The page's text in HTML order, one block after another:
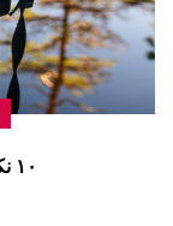
۱۰ نکته عکاسی حرفه ای در سفر